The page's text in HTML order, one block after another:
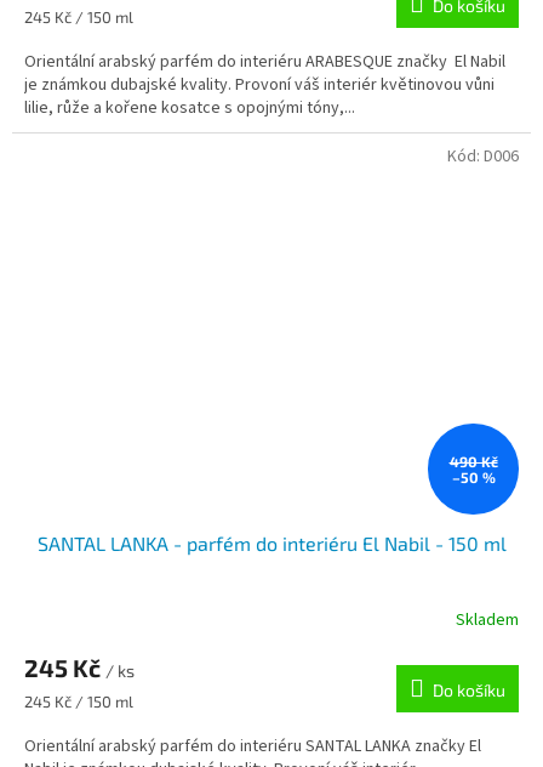
Měrná
245 Kč / 150 ml
Do košíku
Orientální arabský parfém do interiéru ARABESQUE značky El Nabil
je známkou dubajské kvality. Provoní váš interiér květinovou vůni
lilie, růže a kořene kosatce s opojnými tóny,...
490 Kč
–50 %
SANTAL LANKA - parfém do interiéru El Nabil - 150 ml
Skladem
245 Kč / ks
Měrná
245 Kč / 150 ml
Do košíku
Orientální arabský parfém do interiéru SANTAL LANKA značky El
Kód: D006